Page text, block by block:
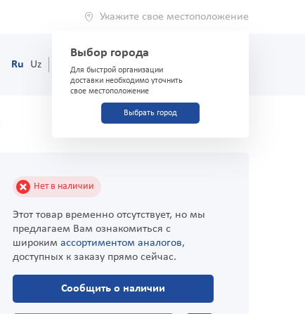
Укажите свое местоположение
Выбор города
Для быстрой организации
доставки необходимо уточнить
свое местоположение
Выбрать город
Ru Uz (71) 200-03-03
Нет в наличии
Этот товар временно отсутствует, но мы
предлагаем Вам ознакомиться с
широким ассортиментом аналогов,
доступных к заказу прямо сейчас.
Сообщить о наличии